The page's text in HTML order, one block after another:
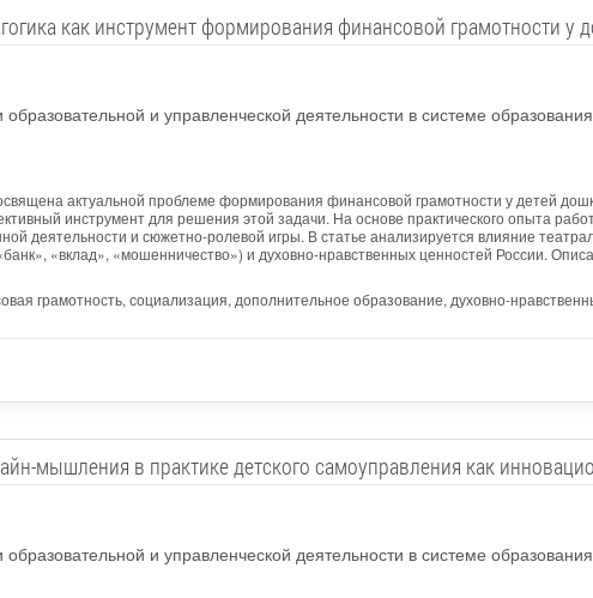
как инструмент формирования финансовой грамотности
и управленческой деятельности в системе образования
актуальной проблеме формирования финансовой грамотности у детей
инструмент для решения этой задачи. На основе практического опыта
деятельности и сюжетно-ролевой игры. В статье анализируется влияние
«вклад», «мошенничество») и духовно-нравственных ценностей России.
грамотность, социализация, дополнительное образование, духовно-
мышления в практике детского самоуправления как
и управленческой деятельности в системе образования